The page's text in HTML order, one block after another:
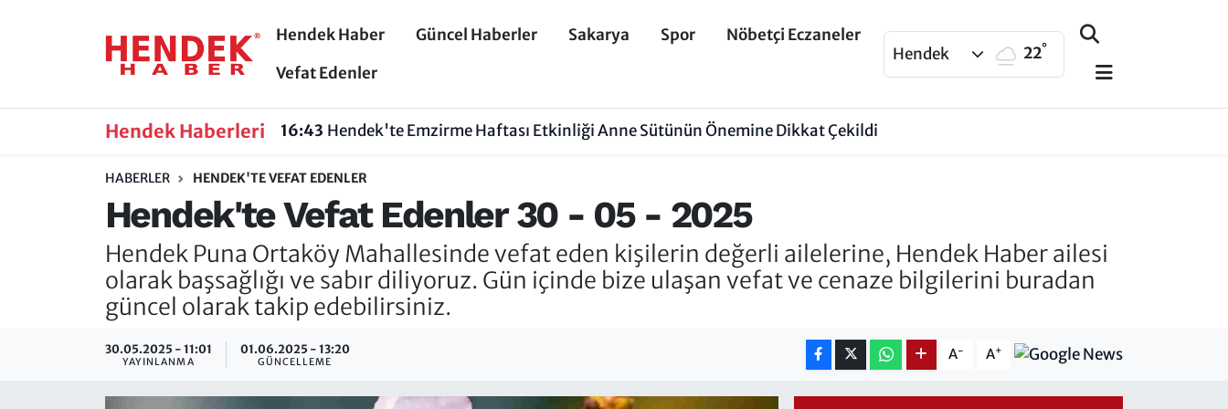
Hendek Haber Güncel Haberler Sakarya Spor
Nöbetçi Eczaneler
Vefat Edenler
Hendek 22°
Hendek Haberleri 16:43 Hendek'te Emzirme Haftası Etkinliği Anne Sütünün Önemine Dikkat Çekildi
HABERLER HENDEK'TE VEFAT EDENLER
Hendek'te Vefat Edenler 30 - 05 - 2025
Hendek Puna Ortaköy Mahallesinde vefat eden kişilerin değerli ailelerine, Hendek Haber ailesi
olarak başsağlığı ve sabır diliyoruz. Gün içinde bize ulaşan vefat ve cenaze bilgilerini buradan
güncel olarak takip edebilirsiniz.
30.05.2025 - 11:01
YAYINLANMA
01.06.2025 - 13:20
GÜNCELLEME A- A+
Hendek Haber
Nöbetçi Eczaneler
Vefat Edenler
Hendek Haber
Sakarya
Hakkında
Hendek Haber Reklam Servisi
İletişim
Sakarya Nöbetçi Eczaneler
Süper Lig Puan Durumu ve Fikstür
Tüm Manşetler
Son Dakika Haberleri
Haber Arşivi